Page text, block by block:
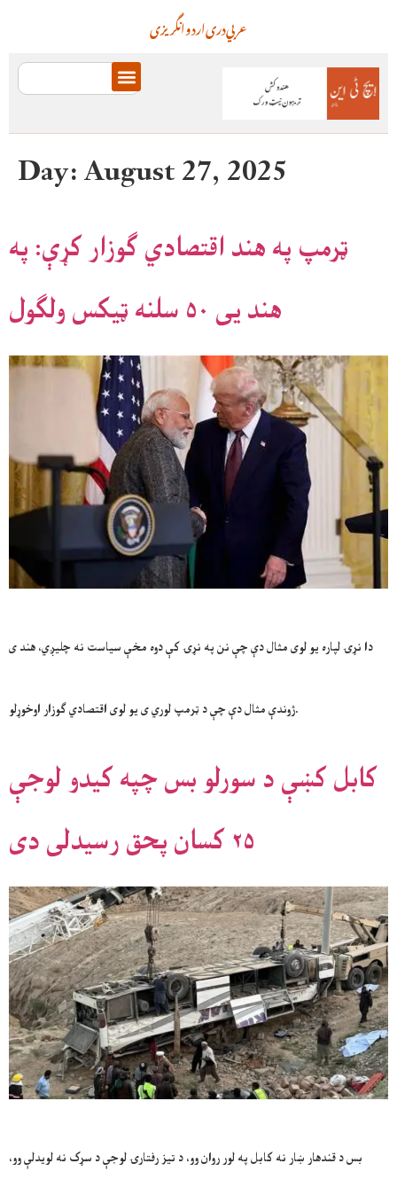
انگریزیاردودریعربي
Day:August 27, 2025
ټرمپ په هند اقتصادي ګوزار کړې: په
هند یی ۵۰ سلنه ټیکس ولګول
دا نړۍ لپاره یو لوی مثال دې چې نن په نړۍ کې دوه مخې سیاست نه چلیږي، هند ی
ژوندې مثال دې چې د ټرمپ لوري ی یو لوی اقتصادي ګوزار اوخوړلو.
کابل کښې د سورلو بس چپه کيدو لوجې
۲۵ کسان پحق رسيدلی دی
بس د قندهار ښار نه کابل په لور روان وو، د تيز رفتارۍ لوجې د سړک نه لويدلې وو،